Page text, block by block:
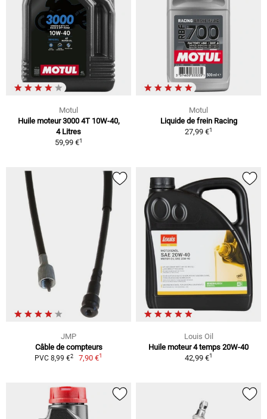
Motul
Huile moteur 3000 4T 10W-40,
4 Litres
59,99 €1
Motul
Liquide de frein Racing
27,99 €1
JMP
Câble de compteurs
PVC 8,99 €2 7,90 €1
Louis Oil
Huile moteur 4 temps 20W-40
42,99 €1